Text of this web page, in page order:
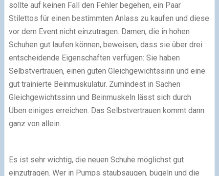
sollte auf keinen Fall den Fehler begehen, ein Paar
Stilettos für einen bestimmten Anlass zu kaufen und diese
vor dem Event nicht einzutragen. Damen, die in hohen
Schuhen gut laufen können, beweisen, dass sie über drei
entscheidende Eigenschaften verfügen: Sie haben
Selbstvertrauen, einen guten Gleichgewichtssinn und eine
gut trainierte Beinmuskulatur. Zumindest in Sachen
Gleichgewichtssinn und Beinmuskeln lässt sich durch
Üben einiges erreichen. Das Selbstvertrauen kommt dann
ganz von allein.
Es ist sehr wichtig, die neuen Schuhe möglichst gut
einzutragen. Wer in Pumps staubsaugen, bügeln und die